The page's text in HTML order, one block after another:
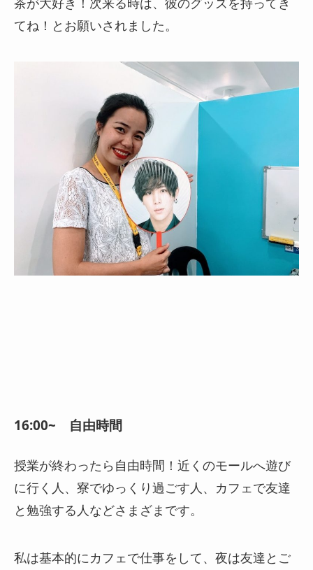
てね！とお願いされました。
16:00~ 自由時間
授業が終わったら自由時間！近くのモールへ遊び
に行く人、寮でゆっくり過ごす人、カフェで友達
と勉強する人などさまざまです。
私は基本的にカフェで仕事をして、夜は友達とご